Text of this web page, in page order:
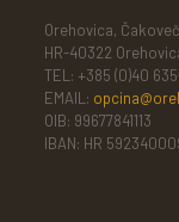
Orehovica,
HR-40322
TEL: +385 (0)40
EMAIL:
OIB: 99677841113
IBAN: HR